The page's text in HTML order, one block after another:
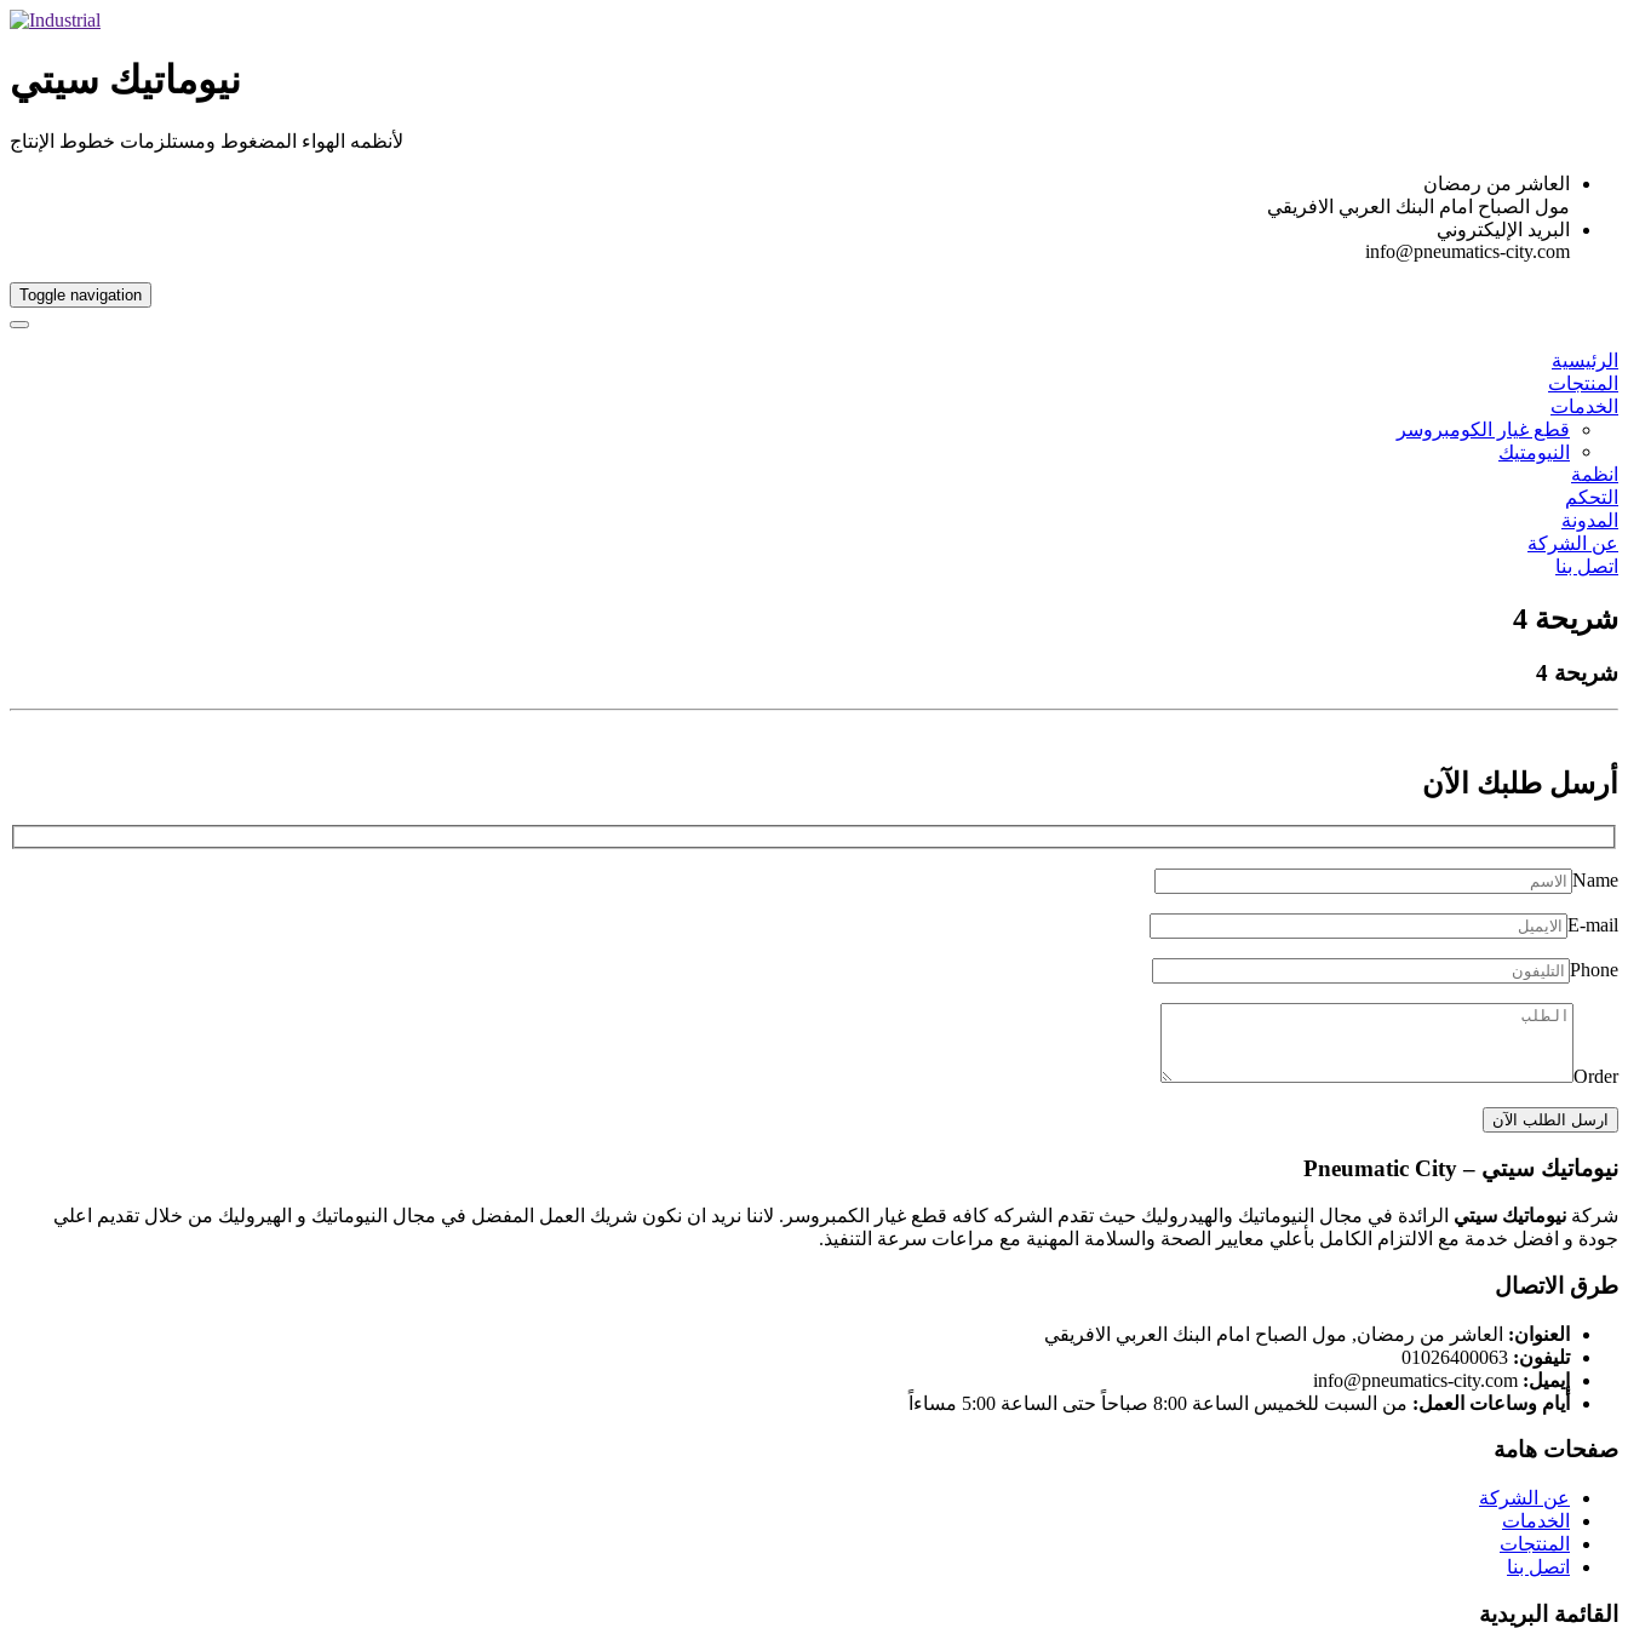
نيوماتيك سيتي
لأنظمه الهواء المضغوط ومستلزمات خطوط الإنتاج
العاشر من رمضان
مول الصباح امام البنك العربي الافريقي
البريد الإليكتروني
info@pneumatics-city.com
Toggle navigation
الرئيسية
المنتجات
الخدمات
قطع غيار الكومبروسر
النيومتيك
انظمة
التحكم
المدونة
عن الشركة
اتصل بنا
شريحة 4
شريحة 4
أرسل طلبك الآن
Name
E-mail
Phone
Order
نيوماتيك سيتي – Pneumatic City
شركة نيوماتيك سيتي الرائدة في مجال النيوماتيك والهيدروليك حيث تقدم الشركه كافه قطع غيار الكمبروسر. لاننا نريد ان نكون شريك العمل المفضل في مجال النيوماتيك و الهيروليك من خلال تقديم اعلي
جودة و افضل خدمة مع الالتزام الكامل بأعلي معايير الصحة والسلامة المهنية مع مراعات سرعة التنفيذ.
طرق الاتصال
العنوان: العاشر من رمضان, مول الصباح امام البنك العربي الافريقي
تليفون: 01026400063
إيميل: info@pneumatics-city.com
أيام وساعات العمل: من السبت للخميس الساعة 8:00 صباحاً حتى الساعة 5:00 مساءاً
صفحات هامة
عن الشركة
الخدمات
المنتجات
اتصل بنا
القائمة البريدية